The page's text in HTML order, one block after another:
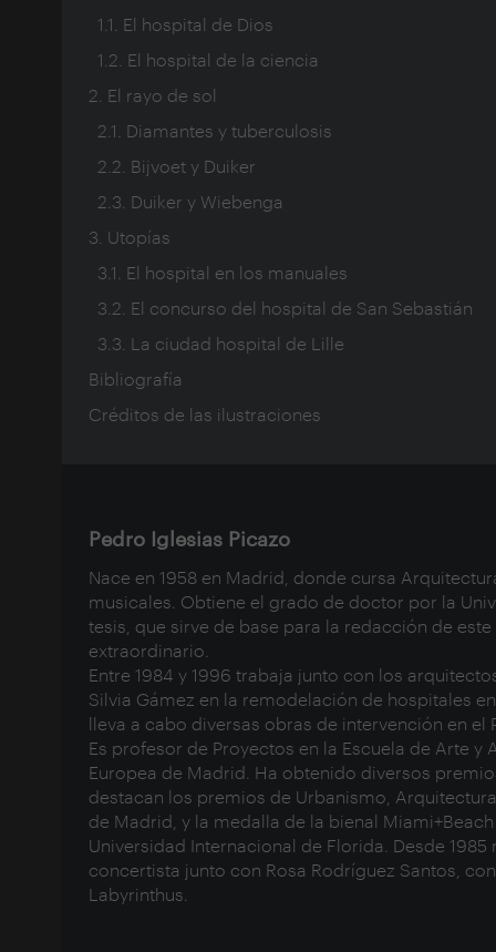
1.1. El hospital de Dios
1.2. El hospital de la ciencia
2. El rayo de sol
2.1. Diamantes y tuberculosis
2.2. Bijvoet y Duiker
2.3. Duiker y Wiebenga
3. Utopías
3.1. El hospital en los manuales
3.2. El concurso del hospital de San Sebastián
3.3. La ciudad hospital de Lille
Bibliografía
Créditos de las ilustraciones
Pedro Iglesias Picazo
Nace en 1958 en Madrid, donde cursa
musicales. Obtiene el grado de doctor por la
tesis, que sirve de base para la redacción de
extraordinario.
Entre 1984 y 1996 trabaja junto con los
Silvia Gámez en la remodelación de hospitales
lleva a cabo diversas obras de intervención en el
Es profesor de Proyectos en la Escuela de Arte y
Europea de Madrid. Ha obtenido diversos
destacan los premios de Urbanismo,
de Madrid, y la medalla de la bienal
Universidad Internacional de Florida. Desde
concertista junto con Rosa Rodríguez Santos,
Labyrinthus.